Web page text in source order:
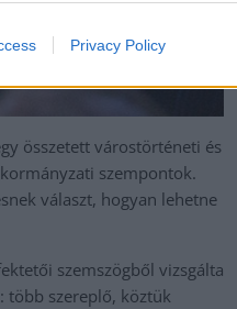
Privacy Policy
összetett várostörténeti és
szempontok.
választ, hogyan lehetne
szemszögből vizsgálta
több szereplő, köztük